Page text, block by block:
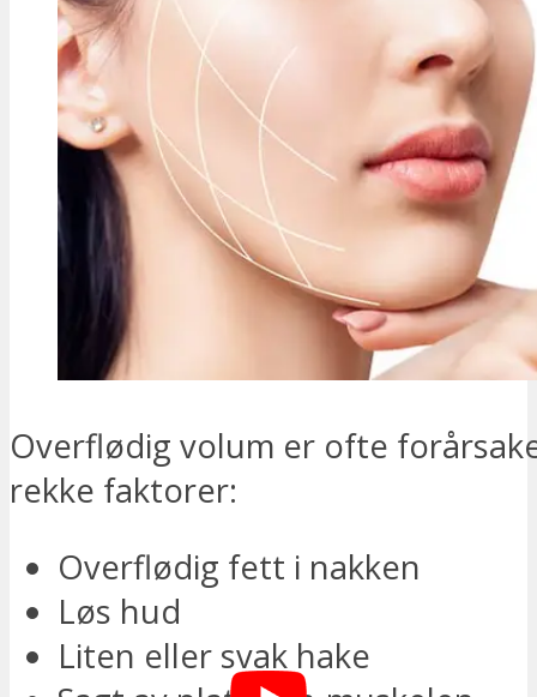
Overflødig volum er ofte
rekke faktorer:
Overflødig fett i nakken
Løs hud
Liten eller svak hake